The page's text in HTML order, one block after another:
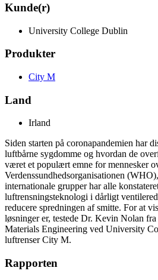
Kunde(r)
University College Dublin
Produkter
City M
Land
Irland
Siden starten på coronapandemien har
luftbårne sygdomme og hvordan de
været et populært emne for mennesker
Verdenssundhedsorganisationen
internationale grupper har alle
luftrensningsteknologi i dårligt
reducere spredningen af smitte. For at
løsninger er, testede Dr. Kevin Nolan
Materials Engineering ved University
luftrenser City M.
Rapporten